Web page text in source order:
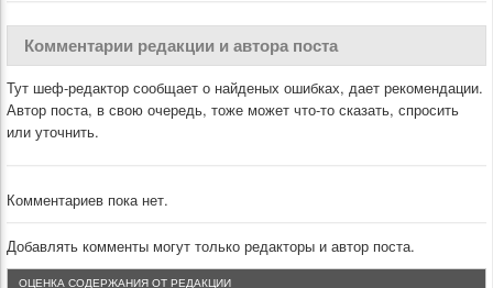
Комментарии редакции и автора поста
Тут шеф-редактор сообщает о найденых ошибках, дает рекомендации.
Автор поста, в свою очередь, тоже может что-то сказать, спросить
или уточнить.
Комментариев пока нет.
Добавлять комменты могут только редакторы и автор поста.
ОЦЕНКА СОДЕРЖАНИЯ ОТ РЕДАКЦИИ